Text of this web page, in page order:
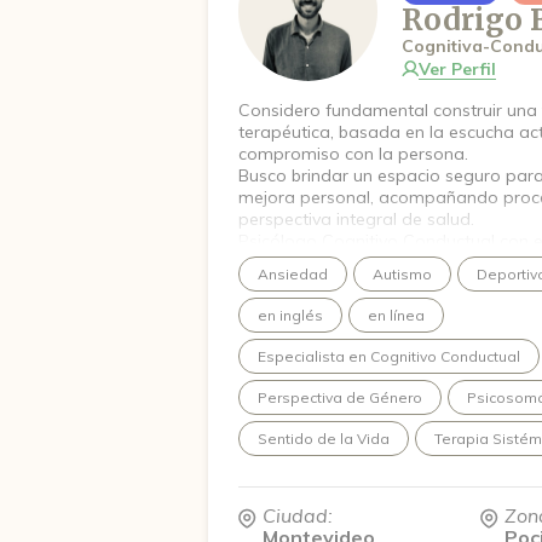
Rodrigo
Cognitiva-
Ver Perfil
Considero fundamental construir
terapéutica, basada en la escucha
compromiso con la persona.
Busco brindar un espacio seguro
mejora personal, acompañando
perspectiva integral de salud.
y discapacidad a través de la clínica,
recreativos.
Cursando una maestría en Psicología
Sistémica en la Universidad Católica
Ansiedad Autismo
en inglés en línea
Especialista en Cognitivo Conductual
Perspectiva de Género
Sentido de la Vida Terapia
Ciudad:
Montevideo